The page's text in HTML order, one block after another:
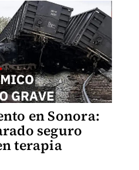
en Sonora:
seguro
terapia